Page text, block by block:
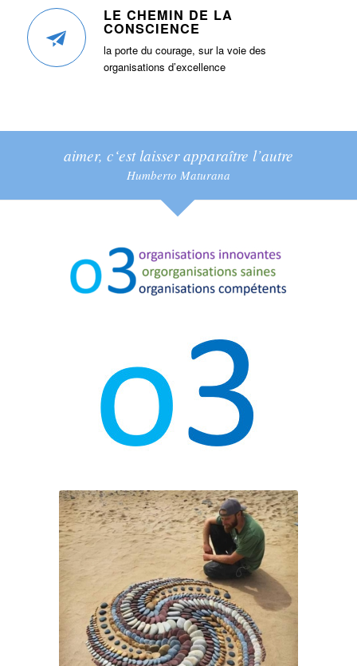
LE CHEMIN DE LA
CONSCIENCE
la porte du courage, sur la voie des
organisations d’excellence
aimer, c‘est laisser apparaître l’autre
Humberto Maturana
o3 est une manière d’être des
personnes et une manière
d’être dans le monde qui se
développe dans les équipes et
les projets dans lesquels nous
collaborons, des relations de
co-collaboration qui s’étendent